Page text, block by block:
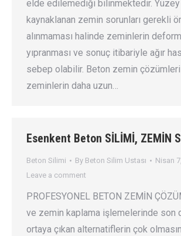
elde edilemediği bilinmektedir. Yüzey
kaynaklanan zemin sorunları gerekli
alınmaması halinde zeminlerin
yıpranması ve sonuç itibariyle ağır
sebep olabilir. Beton zemin
zeminlerin daha uzun…
Esenkent Beton SİLİMİ, ZEMİN
Beton Silimi By Beton Silim Ustası
Nisan
Leave a comment
PROFESYONEL BETON ZEMİN
ve zemin kaplama işlemelerinde son
ortaya çıkan alternatiflerin çok